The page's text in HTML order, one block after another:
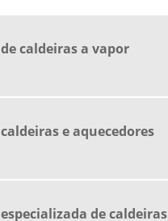
caldeiras a vapor
e aquecedores
de caldeiras